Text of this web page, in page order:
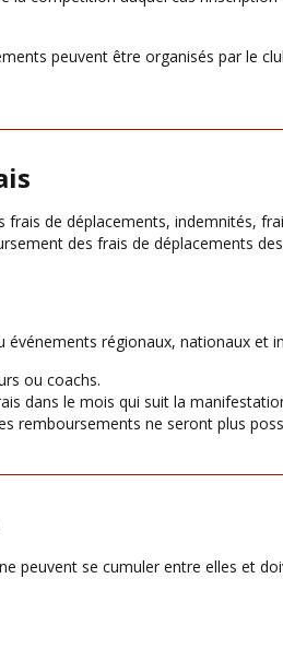
peuvent être organisés par le
de déplacements, indemnités,
des frais de déplacements
régionaux, nationaux et
ou coachs.
dans le mois qui suit la
remboursements ne seront plus
peuvent se cumuler entre elles et